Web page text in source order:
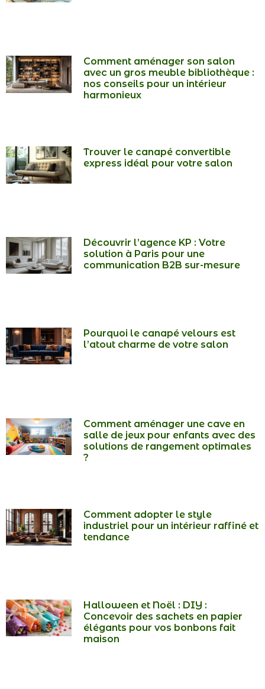
Comment aménager son salon
avec un gros meuble bibliothèque :
nos conseils pour un intérieur
harmonieux
Trouver le canapé convertible
express idéal pour votre salon
Découvrir l’agence KP : Votre
solution à Paris pour une
communication B2B sur-mesure
Pourquoi le canapé velours est
l’atout charme de votre salon
Comment aménager une cave en
salle de jeux pour enfants avec des
solutions de rangement optimales
?
Comment adopter le style
industriel pour un intérieur raffiné et
tendance
Halloween et Noël : DIY :
Concevoir des sachets en papier
élégants pour vos bonbons fait
maison